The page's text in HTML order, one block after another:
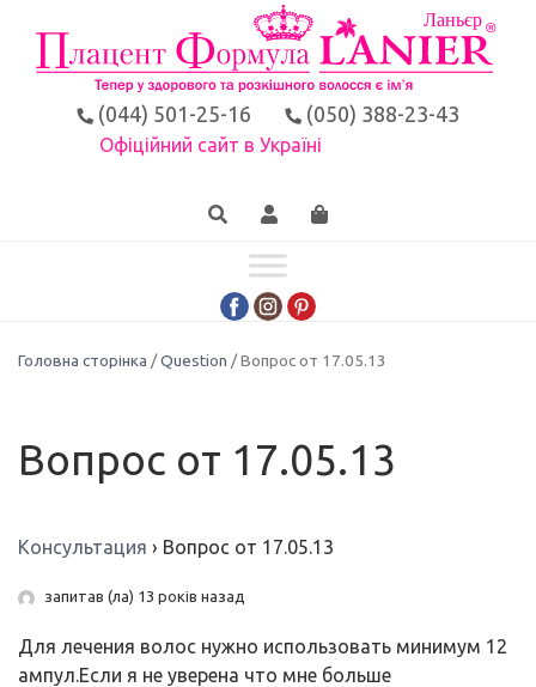
(044) 501-25-16 (050) 388-23-43
Офіційний сайт в Україні
Головна сторінка /Question / Вопрос от 17.05.13
Вопрос от 17.05.13
Консультация › Вопрос от 17.05.13
запитав (ла) 13 років назад
Для лечения волос нужно использовать минимум 12
ампул.Если я не уверена что мне больше